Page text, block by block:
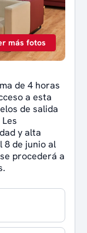
más fotos
de 4 horas
a esta
de salida
y alta
8 de junio al
procederá a